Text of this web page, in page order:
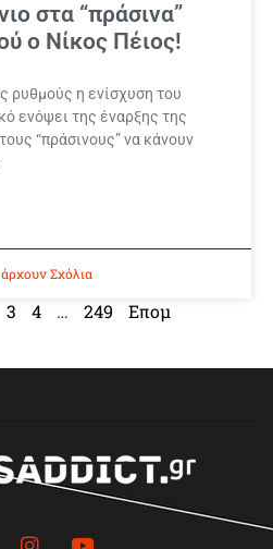
στα “πράσινα”
ο Νίκος Πέιος!
ρυθμούς η ενίσχυση του
ενόψει της έναρξης της
“πράσινους” να κάνουν
Σχόλια
3 4 … 249 Επομ